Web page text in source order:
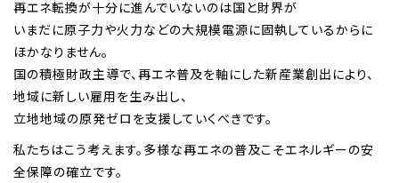
再エネ転換が十分に進んでいないのは国と財界が
いまだに原子力や火力などの大規模電源に固執しているからに
ほかなりません。
国の積極財政主導で、再エネ普及を軸にした新産業創出により、
地域に新しい雇用を生み出し、
立地地域の原発ゼロを支援していくべきです。
私たちはこう考えます。多様な再エネの普及こそエネルギーの安
全保障の確立です。